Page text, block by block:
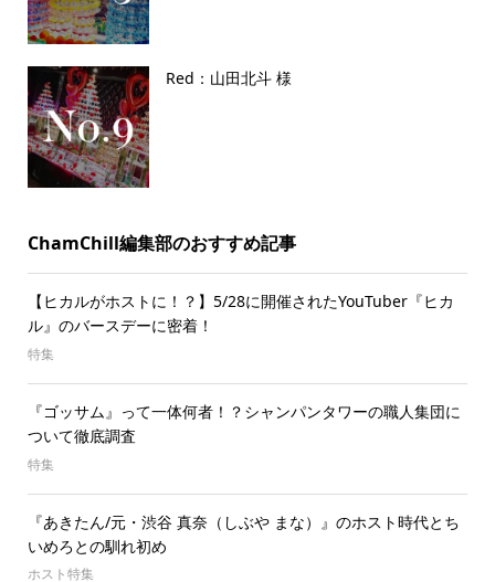
Red：山田北斗 様
ChamChill編集部のおすすめ記事
【ヒカルがホストに！？】5/28に開催されたYouTuber『ヒカ
ル』のバースデーに密着！
特集
『ゴッサム』って一体何者！？シャンパンタワーの職人集団に
ついて徹底調査
特集
『あきたん/元・渋谷 真奈（しぶや まな）』のホスト時代とち
いめろとの馴れ初め
ホスト特集